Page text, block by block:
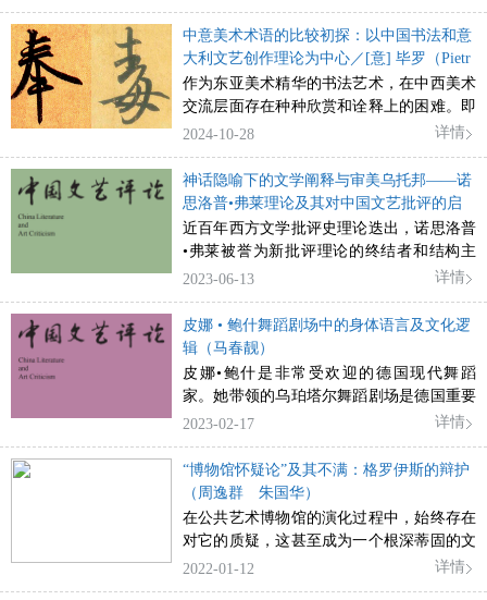
容性和相对平等的科研交流平台，设立涵盖
包括年会和出版发表在内的以及囊括国际国
内各种族和社会团体在内的多层次立体组织
架构。上述运行机制不仅使得美国国内和国
际的学者、研究生形成了自由而又相互促进
的学术社区，还为各领域和各国的成员带来
了归属感和认同感，良好地促进了美国文艺
研究和文艺创作的发展。
别于此前的艺术模式和科学模式，可称之
为“第三条道路”或“第三种模式”；气氛概念
对其他审美现象包括艺术也具有一定的解释
力。作为一种新现象学美学，气氛美学对传
统美学有所突破，对经典现象学美学也有所
拓展。其主要贡献是力图通过“气氛”概念恢
美学”，试图超越作为艺术哲学的美学。此
外，气氛美学对中国审美文化具有较强的亲
和力。但是，气氛美学也暴露了一些缺陷，
表明了其美学拓展的限度。气氛美学主要存
在着四大问题：1.感知学是否就等同于美
学？2.对气氛的感知都是审美吗？3.艺术的
目的只是制造气氛吗？4.气氛概念是否具有
涵盖全部审美现象的普遍性？如果这四个问
题能够成立，那就说明气氛美学还有需要完
善之处，而对气氛美学的完善或扩建可以有
概念和文化两个维度。
中意美术术语的比较初探：以中国书法和意
大利文艺创作理论为中心／[意] 毕罗（Pietr
o De Laurentis）
作为东亚美术精华的书法艺术，在中西美术
交流层面存在种种欣赏和诠释上的困难。即
便目前英语学术界已有一定的成果，但在一
现代欧洲美术之宗的意大利文献入手重新进
行解读和翻译。本文意图通过以中国书法和
意大利绘画创作术语为中心的比较和讨论，
提供一些与历史探索及方法论有关的想法，
一方面说明意大利语能够更有效地翻译中国
书法创作和审美讨论范围的主要术语，另一
文化交流更加有效地进行。
2024-10-28 详情
神话隐喻下的文学阐释与审美乌托邦——诺
思洛普•弗莱理论及其对中国文艺批评的启
示（高海）
近百年西方文学批评史理论迭出，诺思洛普
•弗莱被誉为新批评理论的终结者和结构主
义的代表。本文主要梳理其论著，分析其系
文学视为一个独立的完整的语言体系,在体系
建构上以神话为本体，展示文学史的演变机
制，提出文学的循环创造理论，以关怀性作
为文学发展演变内涵。弗莱对整体性的追求
是有目共睹的，但理论的建构如果超越历史
叙事和意识形态范畴，最终只能以审美自律
论建设提供借鉴和反思，构建中国特色文艺
评论学科体系、学术体系、话语体系乃是正
道。
2023-06-13 详情
皮娜 • 鲍什舞蹈剧场中的身体语言及文化逻
辑（马春靓）
皮娜•鲍什是非常受欢迎的德国现代舞蹈
家。她带领的乌珀塔尔舞蹈剧场是德国重要
的文化窗口，也是当代三大新舞蹈流派之
为、语言等非技术化的肢体语言时，都会引
起一番争论。有的人认为舞蹈剧场作为一种
以肢体为主要表现手段的舞蹈形式，虽然增
加了台词等表现形式，但还是属于舞蹈的范
畴；有的人认为日常化肢体语言和台词的加
入，使舞蹈剧场更接近于传统的戏剧，让舞
2023-02-17 详情
“博物馆怀疑论”及其不满：格罗伊斯的辩护
（周逸群 朱国华）
在公共艺术博物馆的演化过程中，始终存在
对它的质疑，这甚至成为一个根深蒂固的文
化观念，被称为“博物馆怀疑论”。格罗伊斯
2022-01-12 详情